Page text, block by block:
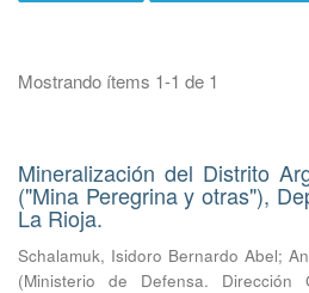
Mostrando ítems 1-1 de 1
Mineralización del Distrito
("Mina Peregrina y otras"),
La Rioja.
Schalamuk, Isidoro Bernardo Abel;
(Ministerio de Defensa. Dirección